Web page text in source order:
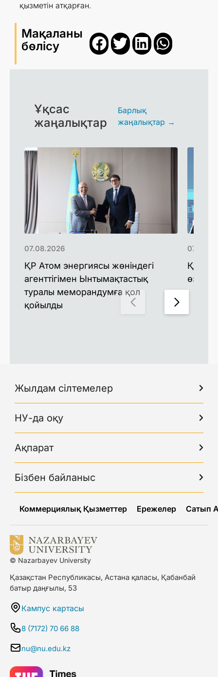
қызметін атқарған.
Мақаланы
бөлісу
Ұқсас
жаңалықтар
Барлық
жаңалықтар →
ҚР Атом энергиясы жөніндегі
агенттігімен Ынтымақтастық
туралы меморандумға қол
қойылды
07.08.2026
Жылдам сілтемелер
НУ-да оқу
Ақпарат
Бізбен байланыс
Коммерциялық Қызметтер Ережелер Сатып
© Nazarbayev University
Қазақстан Республикасы, Астана қаласы, Қабанбай
батыр даңғылы, 53
Кампус картасы
8 (7172) 70 66 88
nu@nu.edu.kz